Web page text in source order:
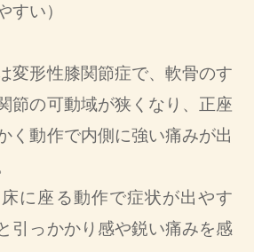
すい）
変形性膝関節症で、軟骨のす
節の可動域が狭くなり、正座
く動作で内側に強い痛みが出
に座る動作で症状が出やす
引っかかり感や鋭い痛みを感